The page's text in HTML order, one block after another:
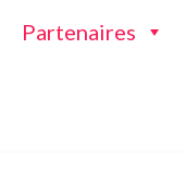
Partenaires